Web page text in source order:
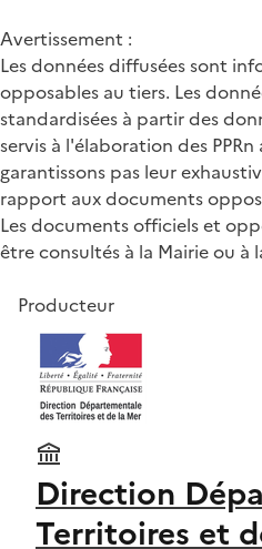
Avertissement :
Les données diffusées sont
opposables au tiers. Les
standardisées à partir des
servis à l'élaboration des
garantissons pas leur
rapport aux documents
Les documents officiels et
être consultés à la Mairie ou à
Producteur
Direction
Territoires et